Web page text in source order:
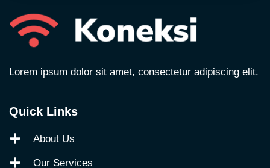
Lorem ipsum dolor sit amet, consectetur adipiscing elit.
Quick Links
About Us
Our Services